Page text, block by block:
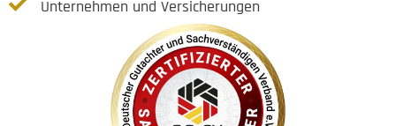
Unternehmen und Versicherungen